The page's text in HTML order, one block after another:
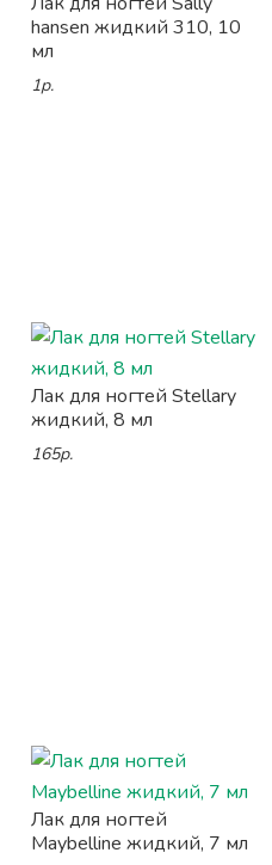
hansen жидкий 310, 10
мл
1р.
Лак для ногтей Stellary
жидкий, 8 мл
165р.
Лак для ногтей
Maybelline жидкий, 7 мл